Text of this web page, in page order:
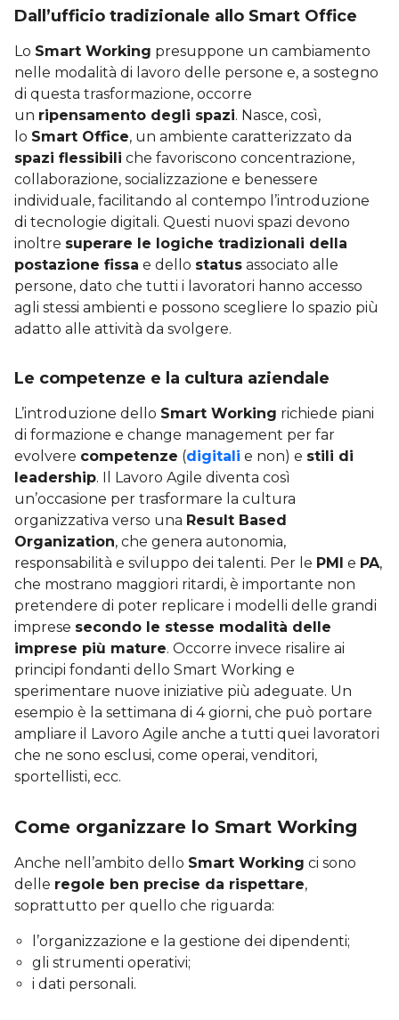
Dall’ufficio tradizionale allo Smart Office
Lo Smart Working presuppone un cambiamento
nelle modalità di lavoro delle persone e, a sostegno
di questa trasformazione, occorre
un ripensamento degli spazi. Nasce, così,
lo Smart Office, un ambiente caratterizzato da
spazi flessibili che favoriscono concentrazione,
collaborazione, socializzazione e benessere
individuale, facilitando al contempo l’introduzione
di tecnologie digitali. Questi nuovi spazi devono
inoltre superare le logiche tradizionali della
postazione fissa e dello status associato alle
persone, dato che tutti i lavoratori hanno accesso
agli stessi ambienti e possono scegliere lo spazio più
adatto alle attività da svolgere.
Le competenze e la cultura aziendale
L’introduzione dello Smart Working richiede piani
di formazione e change management per far
evolvere competenze (digitali e non) e stili di
leadership. Il Lavoro Agile diventa così
un’occasione per trasformare la cultura
organizzativa verso una Result Based
Organization, che genera autonomia,
responsabilità e sviluppo dei talenti. Per le PMI e PA,
che mostrano maggiori ritardi, è importante non
pretendere di poter replicare i modelli delle grandi
imprese secondo le stesse modalità delle
imprese più mature. Occorre invece risalire ai
principi fondanti dello Smart Working e
sperimentare nuove iniziative più adeguate. Un
esempio è la settimana di 4 giorni, che può portare
ampliare il Lavoro Agile anche a tutti quei lavoratori
che ne sono esclusi, come operai, venditori,
sportellisti, ecc.
Come organizzare lo Smart Working
Anche nell’ambito dello Smart Working ci sono
delle regole ben precise da rispettare,
soprattutto per quello che riguarda:
l’organizzazione e la gestione dei dipendenti;
gli strumenti operativi;
i dati personali.